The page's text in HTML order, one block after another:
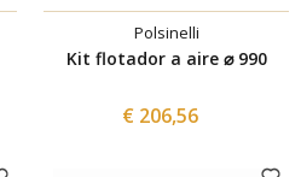
Polsinelli
Kit flotador a aire ⌀ 990
€ 206,56